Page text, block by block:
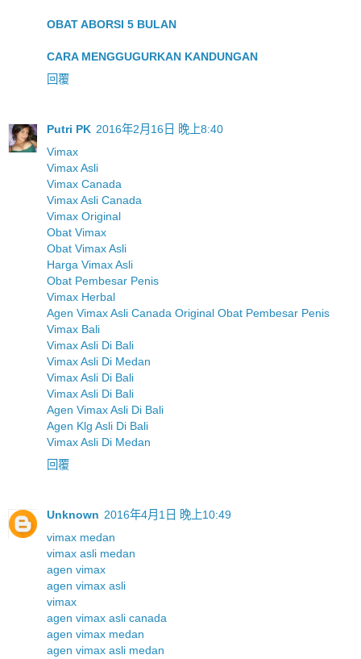
OBAT ABORSI 5 BULAN
CARA MENGGUGURKAN KANDUNGAN
回覆
Putri PK 2016年2月16日 晚上8:40
Vimax
Vimax Asli
Vimax Canada
Vimax Asli Canada
Vimax Original
Obat Vimax
Obat Vimax Asli
Harga Vimax Asli
Obat Pembesar Penis
Vimax Herbal
Agen Vimax Asli Canada Original Obat Pembesar Penis
Vimax Bali
Vimax Asli Di Bali
Vimax Asli Di Medan
Vimax Asli Di Bali
Vimax Asli Di Bali
Agen Vimax Asli Di Bali
Agen Klg Asli Di Bali
Vimax Asli Di Medan
回覆
Unknown 2016年4月1日 晚上10:49
vimax medan
vimax asli medan
agen vimax
agen vimax asli
vimax
agen vimax asli canada
agen vimax medan
agen vimax asli medan